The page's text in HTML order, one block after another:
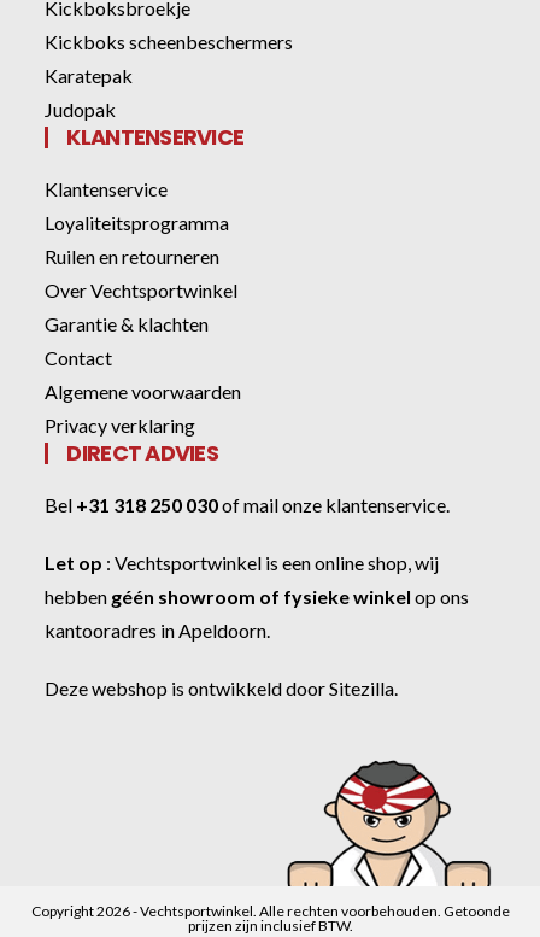
Kickboksbroekje
Kickboks scheenbeschermers
Karatepak
Judopak
KLANTENSERVICE
Klantenservice
Loyaliteitsprogramma
Ruilen en retourneren
Over Vechtsportwinkel
Garantie & klachten
Contact
Algemene voorwaarden
Privacy verklaring
DIRECT ADVIES
Bel +31 318 250 030ofmail onze klantenservice.
Let op :Vechtsportwinkel is een online shop, wij
hebben géén showroom of fysieke winkel op ons
kantooradres in Apeldoorn.
Deze webshop is ontwikkeld doorSitezilla.
Copyright 2026 - Vechtsportwinkel. Alle rechten voorbehouden. Getoonde
prijzen zijn inclusief BTW.